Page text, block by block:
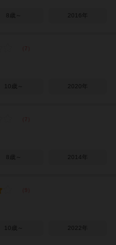
8歳～ 2016年
10歳～ 2020年
8歳～ 2014年
10歳～ 2022年